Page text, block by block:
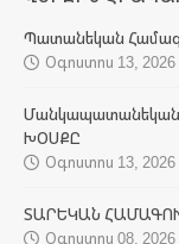
Պատանեկան
Օգոստոս 13,
Մանկապատանեկան
ԽՕՍՔԸ
Օգոստոս 13,
ՏԱՐԵԿԱՆ
Օգոստոս 08,